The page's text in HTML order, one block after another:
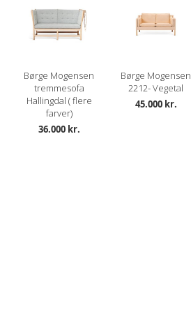
Børge Mogensen
tremmesofa
Hallingdal ( flere
farver)
36.000 kr.
Børge Mogensen
2212- Vegetal
45.000 kr.